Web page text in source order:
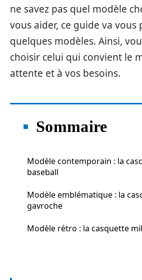
ne savez pas quel modèle
vous aider, ce guide va vous
quelques modèles. Ainsi,
choisir celui qui convient le
attente et à vos besoins.
Sommaire
Modèle contemporain : la
baseball
Modèle emblématique : la
gavroche
Modèle rétro : la casquette